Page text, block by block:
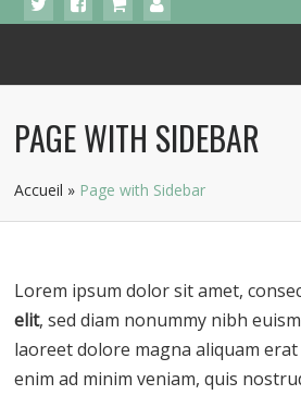
PAGE WITH SIDEBAR
Accueil » Page with Sidebar
Lorem ipsum dolor sit amet,
elit, sed diam nonummy nibh
laoreet dolore magna aliquam
enim ad minim veniam, quis